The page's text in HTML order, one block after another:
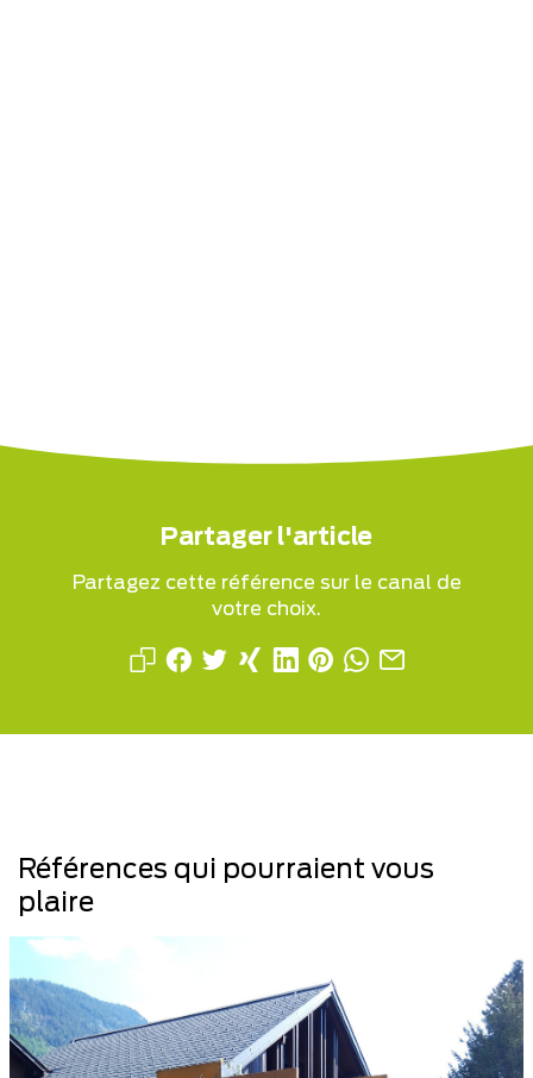
Partager l'article
Partagez cette référence sur le canal de
votre choix.
Références qui pourraient vous
plaire